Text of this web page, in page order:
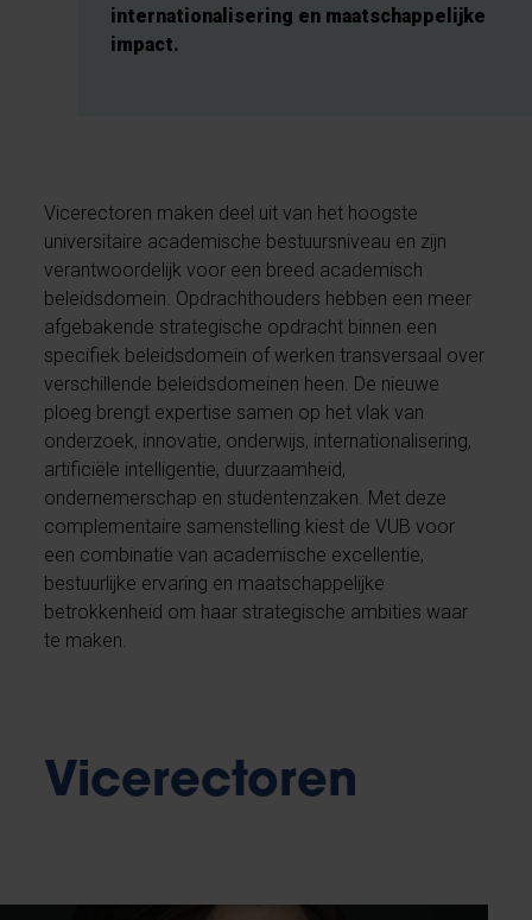
internationalisering en maatschappelijke
impact.
Vicerectoren maken deel uit van het hoogste
universitaire academische bestuursniveau en zijn
verantwoordelijk voor een breed academisch
beleidsdomein. Opdrachthouders hebben een meer
afgebakende strategische opdracht binnen een
specifiek beleidsdomein of werken transversaal over
verschillende beleidsdomeinen heen. De nieuwe
ploeg brengt expertise samen op het vlak van
onderzoek, innovatie, onderwijs, internationalisering,
artificiële intelligentie, duurzaamheid,
ondernemerschap en studentenzaken. Met deze
complementaire samenstelling kiest de VUB voor
een combinatie van academische excellentie,
bestuurlijke ervaring en maatschappelijke
betrokkenheid om haar strategische ambities waar
te maken.
Vicerectoren